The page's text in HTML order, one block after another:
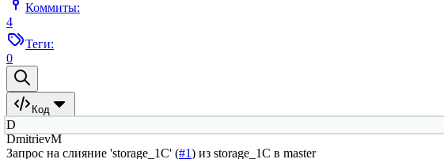
Коммиты:
4
Теги:
0
Код
D
DmitrievM
Запрос на слияние 'storage_1C' (#1) из storage_1C в master